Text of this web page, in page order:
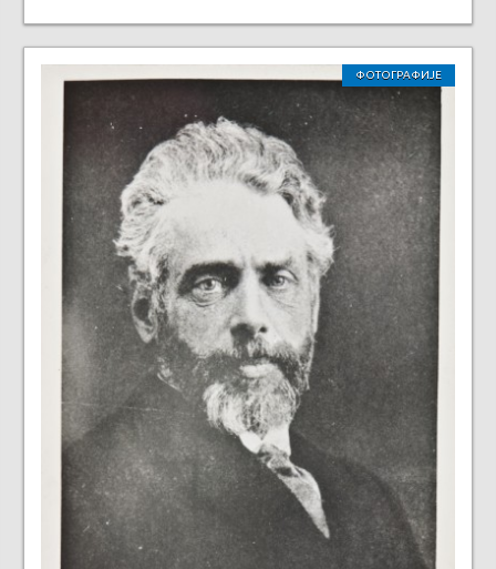
ФОТОГРАФИЈЕ